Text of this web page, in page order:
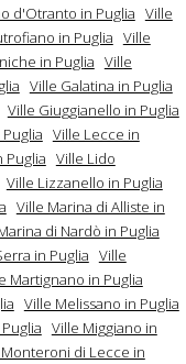
d'Otranto in Puglia Ville
in Puglia Ville
in Puglia Ville
Ville Galatina in Puglia
Ville Giuggianello in Puglia
Ville Lecce in
Puglia Ville Lido
Ville Lizzanello in Puglia
Ville Marina di Alliste in
di Nardò in Puglia
in Puglia Ville
Martignano in Puglia
Ville Melissano in Puglia
Ville Miggiano in
di Lecce in